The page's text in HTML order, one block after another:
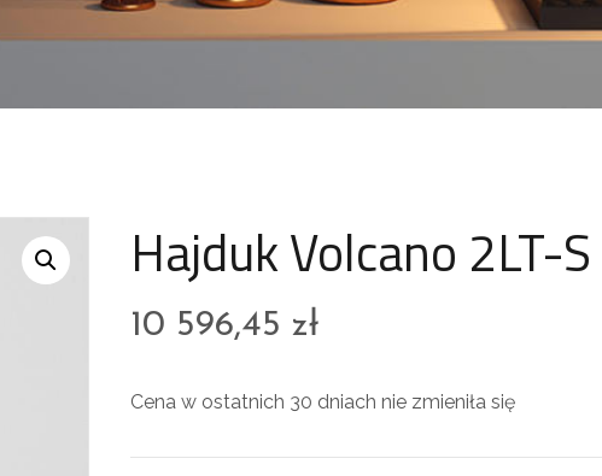
Hajduk Volcano 2LT-S
10 596,45zł
Cena w ostatnich 30 dniach nie zmieniła się